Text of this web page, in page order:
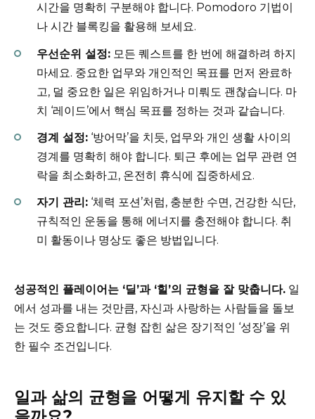
시간을 명확히 구분해야 합니다. Pomodoro 기법이
나 시간 블록킹을 활용해 보세요.
우선순위 설정: 모든 퀘스트를 한 번에 해결하려 하지
마세요. 중요한 업무와 개인적인 목표를 먼저 완료하
고, 덜 중요한 일은 위임하거나 미뤄도 괜찮습니다. 마
치 ‘레이드’에서 핵심 목표를 정하는 것과 같습니다.
경계 설정: ‘방어막’을 치듯, 업무와 개인 생활 사이의
경계를 명확히 해야 합니다. 퇴근 후에는 업무 관련 연
락을 최소화하고, 온전히 휴식에 집중하세요.
자기 관리: ‘체력 포션’처럼, 충분한 수면, 건강한 식단,
규칙적인 운동을 통해 에너지를 충전해야 합니다. 취
미 활동이나 명상도 좋은 방법입니다.
성공적인 플레이어는 ‘딜’과 ‘힐’의 균형을 잘 맞춥니다. 일
에서 성과를 내는 것만큼, 자신과 사랑하는 사람들을 돌보
는 것도 중요합니다. 균형 잡힌 삶은 장기적인 ‘성장’을 위
한 필수 조건입니다.
일과 삶의 균형을 어떻게 유지할 수 있